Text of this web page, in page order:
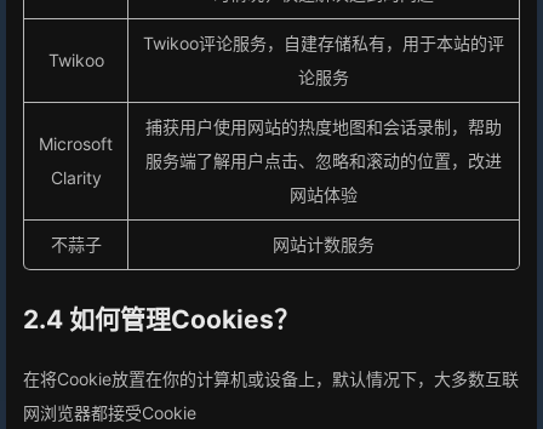
Twikoo
Twikoo评论服务，自建存储私有，用于本站的评
论服务
Microsoft
Clarity
捕获用户使用网站的热度地图和会话录制，帮助
服务端了解用户点击、忽略和滚动的位置，改进
网站体验
不蒜子 网站计数服务
2.4 如何管理Cookies？
在将Cookie放置在你的计算机或设备上，默认情况下，大多数互联
网浏览器都接受Cookie